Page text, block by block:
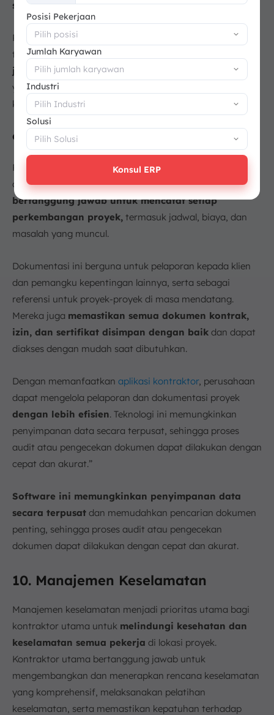
spesialis(seperti untuk instalasi listrik atau plumbing).
Peran ini memastikan bahwa tugas-tugas spesifik
tersebutdilaksanakan sesuai standar kualitas dan
jadwal yang ditetapkan
, sehingga menjaga koordinasi
yang mulus dan menjamin kelancaran proyek secara
keseluruhan.
9. Pelaporan dan Dokumentasi
Pelaporan dan dokumentasi merupakan aspek penting
dari tugasmaincont. Dalam hal inimainkontraktor
bertanggung jawab untuk mencatat setiap
perkembangan proyek, termasuk jadwal, biaya, dan
masalah yang muncul.
Dokumentasi ini berguna untuk pelaporan kepada klien
dan pemangku kepentingan lainnya, serta sebagai
referensi untuk proyek-proyek di masa mendatang.
Mereka juga memastikan semua dokumen kontrak,
izin, dan sertifikat disimpan dengan baik dan dapat
diakses dengan mudah saat dibutuhkan.
Dengan memanfaatkan aplikasi kontraktor, perusahaan
dapat mengelola pelaporan dan dokumentasi proyek
dengan lebih efisien. Teknologi ini memungkinkan
penyimpanan data secara terpusat, sehingga proses
audit atau pengecekan dokumen dapat dilakukan dengan
cepat dan akurat.”
Software ini memungkinkan penyimpanan data
secara terpusat dan memudahkan pencarian dokumen
penting, sehingga proses audit atau pengecekan
dokumen dapat dilakukan dengan cepat dan akurat.
10. Manajemen Keselamatan
Manajemen keselamatan menjadi prioritas utama bagi
kontraktor utama untuk melindungi kesehatan dan
keselamatan semua pekerja di lokasi proyek.
Kontraktor utama bertanggung jawab untuk
mengembangkan dan menerapkan rencana keselamatan
yang komprehensif, melaksanakan pelatihan
keselamatan, serta memastikan kepatuhan terhadap
+62
Posisi Pekerjaan
Jumlah Karyawan
Industri
Solusi
Konsul ERP